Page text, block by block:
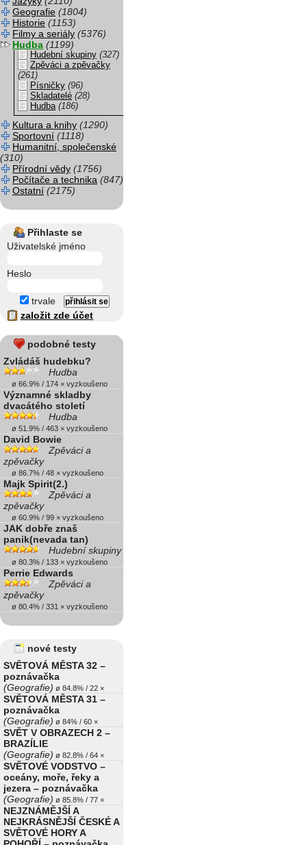
Geografie (1804)
Historie (1153)
Filmy a seriály (5376)
Hudba (1199)
Hudební skupiny (327)
Zpěváci a zpěvačky
(261)
Písničky (96)
Skladatelé (28)
Hudba (186)
Kultura a knihy (1290)
Sportovní (1118)
Humanitní, společenské
(310)
Přírodní vědy (1756)
Počítače a technika (847)
Ostatní (2175)
Přihlaste se
Uživatelské jméno
Heslo
trvale
založit zde účet
podobné testy
Zvládáš hudebku?
Hudba
ø 66.9% / 174 × vyzkoušeno
Významné skladby
dvacátého století
Hudba
ø 51.9% / 463 × vyzkoušeno
David Bowie
Zpěváci a
zpěvačky
ø 86.7% / 48 × vyzkoušeno
Majk Spirit(2.)
Zpěváci a
zpěvačky
ø 60.9% / 99 × vyzkoušeno
JAK dobře znaš
panik(nevada tan)
Hudební skupiny
ø 80.3% / 133 × vyzkoušeno
Perrie Edwards
Zpěváci a
zpěvačky
ø 80.4% / 331 × vyzkoušeno
nové testy
SVĚTOVÁ MĚSTA 32 –
poznávačka
(Geografie) ø 84.8% / 22 ×
SVĚTOVÁ MĚSTA 31 –
poznávačka
(Geografie) ø 84% / 60 ×
SVĚT V OBRAZECH 2 –
BRAZÍLIE
(Geografie) ø 82.8% / 64 ×
SVĚTOVÉ VODSTVO –
oceány, moře, řeky a
jezera – poznávačka
(Geografie) ø 85.8% / 77 ×
NEJZNÁMĚJŠÍ A
NEJKRÁSNĚJŠÍ ČESKÉ A
SVĚTOVÉ HORY A